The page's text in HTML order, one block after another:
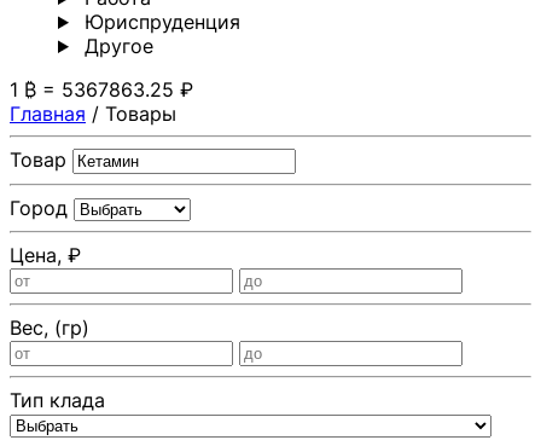
Юриспруденция
Другoе
1 ₿ = 5367863.25 ₽
Главная / Товары
Товар
Город
Цена, ₽
Вес, (гр)
Тип клада